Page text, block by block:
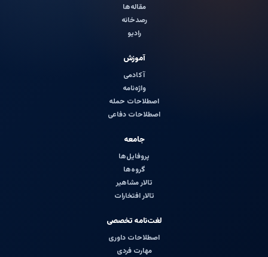
مقاله‌ها
رصدخانه
رادیو
آموزش
آکادمی
واژه‌نامه
اصطلاحات حمله
اصطلاحات دفاعی
جامعه
پروفایل‌ها
گروه‌ها
تالار مشاهیر
تالار افتخارات
لغت‌نامه تخصصی
اصطلاحات داوری
مهارت فردی